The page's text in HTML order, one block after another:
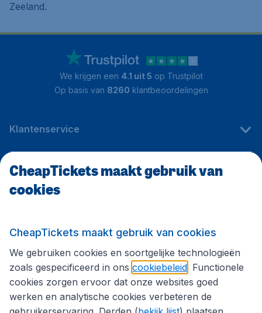
Zeeland.
We krijgen een 4.1 uit 5 op Trustpilot
Op basis van 8260 klantbeoordelingen
Klantenservice
CheapTickets.be
Volg CheapTickets.be
CheapTickets maakt gebruik van
cookies
CheapTickets maakt gebruik van cookies
We gebruiken cookies en soortgelijke technologieën
zoals gespecificeerd in ons cookiebeleid . Functionele
cookies zorgen ervoor dat onze websites goed
werken en analytische cookies verbeteren de